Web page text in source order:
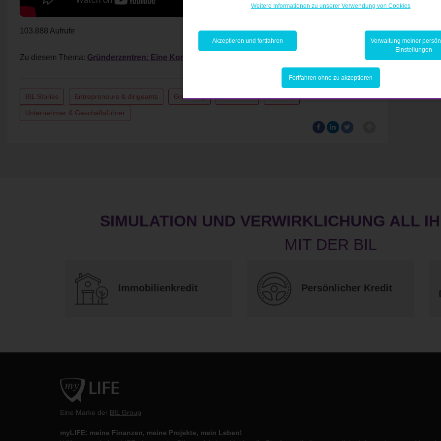
103.888 Aufrufe
Zu diesem Thema: Gründerzentren: Eine Komplettlösung für Start-ups
BIL Stories Entrepreneurs & dirigeants Gründung Innovation Start-up
Unternehmer & Geschäftsführer
SIMULATION UND VERWIRKLICHUNG ALL
Immobilienkredit Persönlicher Kredit
Eine Marke der BIL Group
myLIFE: meine Finanzen, meine Projekte, mein Leben!
Weitere Informationen zu unserer Verwendung von Cookies
Akzeptieren und fortfahren
Verwaltung meiner
Einstellungen
Fortfahren ohne zu akzeptieren